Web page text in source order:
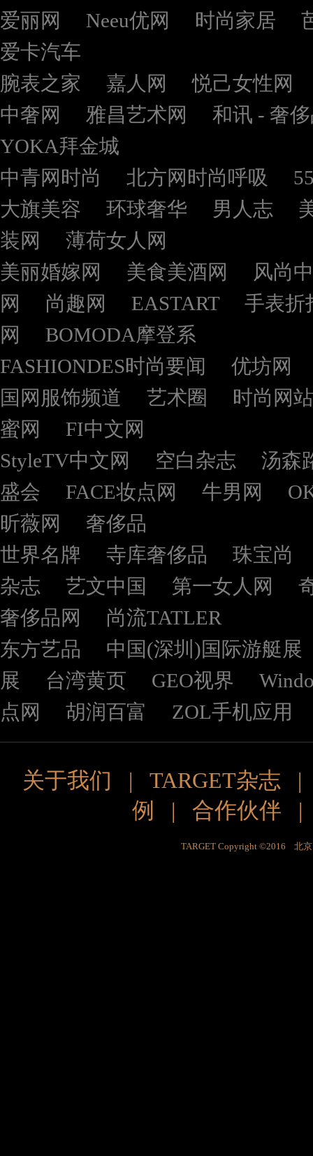
爱丽网 Neeu优网 时尚家居
爱卡汽车
腕表之家
嘉人网
悦己女性网
中奢网
雅昌艺术网
和讯 - 奢
YOKA拜金城
中青网时尚
北方网时尚呼吸
大旗美容
环球奢华 男人志
装网
薄荷女人网
美丽婚嫁网
美食美酒网
风尚
网
尚趣网 EASTART
手表折
网
BOMODA摩登系
FASHIONDES时尚要闻
优坊网
国网服饰频道
艺术圈
时尚网站
蜜网
FI中文网
StyleTV中文网
空白杂志
汤森
盛会
FACE妆点网 牛男网
昕薇网
奢侈品
世界名牌
寺库奢侈品
珠宝尚
杂志
艺文中国 第一女人网
奢侈品网
尚流TATLER
东方艺品
中国(深圳)国际游艇展
展
台湾黄页 GEO视界
点网
胡润百富 ZOL手机应用
关于我们 | TARGET杂志
例
| 合作伙伴
TARGET Copyright ©2016 北